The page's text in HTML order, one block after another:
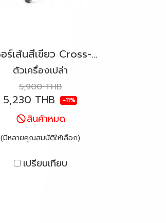
เลเซอร์เส้นสีเขียว Cross-Beam KAPRO รุ่น 872G Prolaser®
ตัวเครื่องเปล่า
5,900 THB
5,230 THB -11%
สินค้าหมด
(มีหลายคุณสมบัติให้เลือก)
เปรียบเทียบ